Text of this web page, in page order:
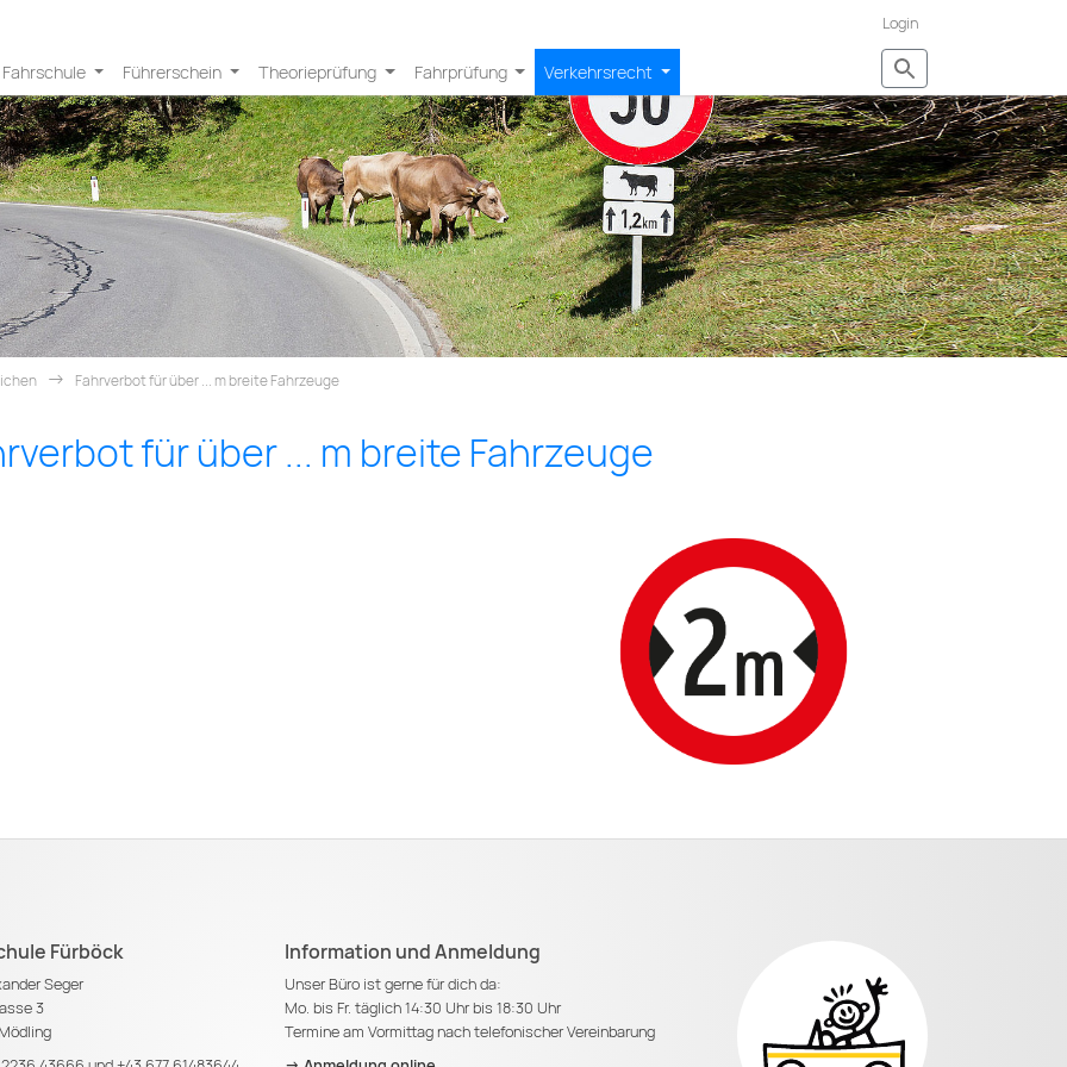
Login
Fahrschule Führerschein Theorieprüfung Fahrprüfung Verkehrsrecht
Fahrverbot für über ... m breite Fahrzeuge
für über ... m breite Fahrzeuge
Fürböck
Seger
3
Information und Anmeldung
Unser Büro ist gerne für dich da:
Mo. bis Fr. täglich 14:30 Uhr bis 18:30 Uhr
Termine am Vormittag nach telefonischer Vereinbarung